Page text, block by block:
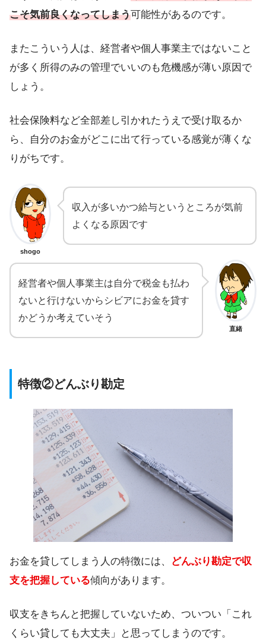
こそ気前良くなってしまう可能性があるのです。
またこういう人は、経営者や個人事業主ではないこと
が多く所得のみの管理でいいのも危機感が薄い原因で
しょう。
社会保険料など全部差し引かれたうえで受け取るか
ら、自分のお金がどこに出て行っている感覚が薄くな
りがちです。
shogo
収入が多いかつ給与というところが気前
よくなる原因です
直緒
経営者や個人事業主は自分で税金も払わ
ないと行けないからシビアにお金を貸す
かどうか考えていそう
特徴②どんぶり勘定
お金を貸してしまう人の特徴には、
どんぶり勘定で収
支を把握している傾向があります。
収支をきちんと把握していないため、ついつい「これ
くらい貸しても大丈夫」と思ってしまうのです。